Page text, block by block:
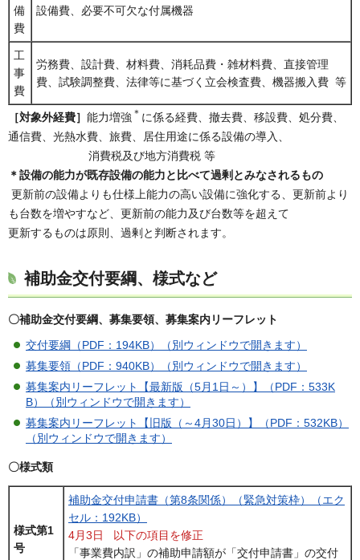
備
費
設備費、必要不可欠な付属機器
工
事
費
労務費、設計費、材料費、消耗品費・雑材料費、直接管理
費、試験調整費、法律等に基づく立会検査費、機器搬入費 等
［対象外経費］ 能力増強 ＊ に係る経費、撤去費、移設費、処分費、
通信費、光熱水費、旅費、居住用途に係る設備の導入、
消費税及び地方消費税 等
＊設備の能力が既存設備の能力と比べて過剰とみなされるもの
更新前の設備よりも仕様上能力の高い設備に強化する、更新前より
も台数を増やすなど、更新前の能力及び台数等を超えて
更新するものは原則、過剰と判断されます。
補助金交付要綱、様式など
〇補助金交付要綱、募集要領、募集案内リーフレット
交付要綱（PDF：194KB）（別ウィンドウで開きます）
募集要領（PDF：940KB）（別ウィンドウで開きます）
募集案内リーフレット【最新版（5月1日～）】（PDF：533K
B）（別ウィンドウで開きます）
募集案内リーフレット【旧版（～4月30日）】（PDF：532KB）
（別ウィンドウで開きます）
〇様式類
様式第1
号
補助金交付申請書（第8条関係）（緊急対策枠）（エク
セル：192KB）
4月3日 以下の項目を修正
「事業費内訳」の補助申請額が「交付申請書」の交付